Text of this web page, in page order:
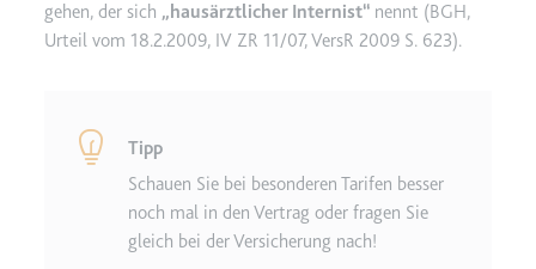
ytidb::LAST_RESULT_ENTRY_KEY
verfolgen.
Ablauf:
Beständig
gehen, der sich
hausärztlicher Internist nennt (BGH,
Urteil vom 18.2.2009, IV ZR 11/07, VersR 2009 S. 623).
Tipp
Schauen Sie bei besonderen Tarifen besser
noch mal in den Vertrag oder fragen Sie
gleich bei der Versicherung nach!